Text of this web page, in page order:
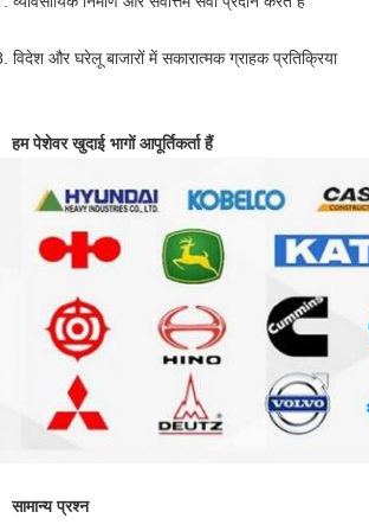
विदेश और घरेलू बाजारों में सकारात्मक ग्राहक प्रतिक्रिया
हम पेशेवर खुदाई भागों आपूर्तिकर्ता हैं
सामान्य प्रश्न